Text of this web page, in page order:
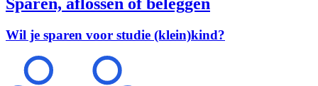
Wil je sparen voor studie (klein)kind?